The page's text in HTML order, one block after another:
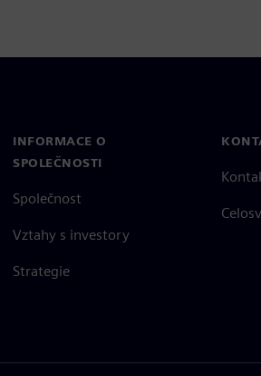
INFORMACE O
SPOLEČNOSTI
Společnost
Vztahy s investory
Strategie